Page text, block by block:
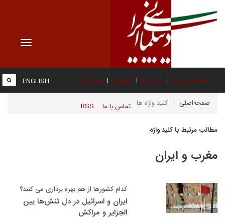
Toggle
صفحه نخست درباره ما عضویت پیوند ها
تماس با ما RSS
ENGLISH
صفحه‌اصلی کلید واژه ها
مطالب مرتبط با کلید واژه
مغرب و ایران
کدام کشورها از هم بهره برداری می کنند؟
ایران و اسرائیل در دل تنش‌ها بین
الجزایر و مراکش